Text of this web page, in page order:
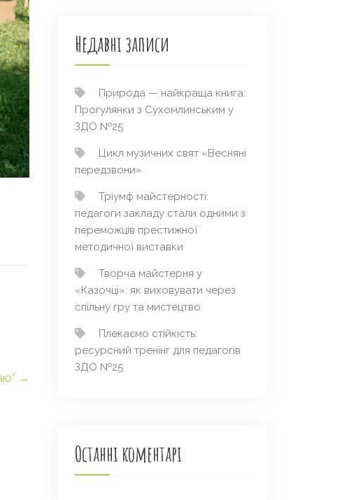
→
Недавні записи
Природа — найкраща книга:
Прогулянки з Сухомлинським у
ЗДО №25
Цикл музичних свят «Весняні
передзвони»
Тріумф майстерності:
педагоги закладу стали одними з
переможців престижної
методичної виставки
Творча майстерня у
«Казочці»: як виховувати через
спільну гру та мистецтво
Плекаємо стійкість:
ресурсний тренінг для педагогів
ЗДО №25
Останні коментарі